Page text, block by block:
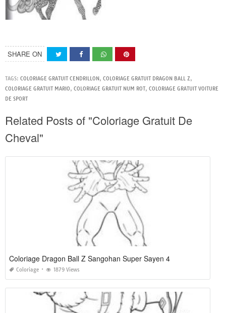
SHARE ON
TAGS: COLORIAGE GRATUIT CENDRILLON , COLORIAGE GRATUIT DRAGON BALL Z,
COLORIAGE GRATUIT MARIO, COLORIAGE GRATUIT NUM ROT, COLORIAGE GRATUIT VOITURE
DE SPORT
Related Posts of "Coloriage Gratuit De
Cheval"
Coloriage Dragon Ball Z Sangohan Super Sayen 4
Coloriage 1879 Views